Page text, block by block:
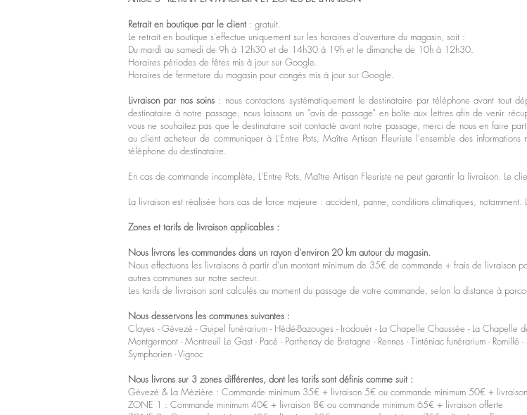
Retrait en boutique par le client : gratuit.
Le retrait en boutique s'effectue uniquement sur les horaires d'ouverture du magasin, soit :
Du mardi au samedi de 9h à 12h30 et de 14h30 à 19h et le dimanche de 10h à 12h30.
Horaires périodes de fêtes mis à jour sur Google.
Horaires de fermeture du magasin pour congés mis à jour sur Google.
Livraison par nos soins : nous contactons systématiquement le destinataire par téléphone avant tout
destinataire à notre passage, nous laissons un "avis de passage" en boîte aux lettres afin de venir
vous ne souhaitez pas que le destinataire soit contacté avant notre passage, merci de nous en faire
au client acheteur de communiquer à L'Entre Pots, Maître Artisan Fleuriste l'ensemble des
téléphone du destinataire.
En cas de commande incomplète, L'Entre Pots, Maître Artisan Fleuriste ne peut garantir la livraison. Le
La livraison est réalisée hors cas de force majeure : accident, panne, conditions climatiques, notamment.
Zones et tarifs de livraison applicables :
Nous livrons les commandes dans un rayon d'environ 20 km autour du magasin.
Nous effectuons les livraisons à partir d'un montant minimum de 35€ de commande + frais de livraison
autres communes sur notre secteur.
Les tarifs de livraison sont calculés au moment du passage de votre commande, selon la distance à
Nous desservons les communes suivantes :
Clayes - Gévezé - Guipel funérarium - Hédé-Bazouges - Irodouër - La Chapelle Chaussée - La Chapelle
Montgermont - Montreuil Le Gast - Pacé - Parthenay de Bretagne - Rennes - Tinténiac funérarium - Romillé
Symphorien - Vignoc
Nous livrons sur 3 zones différentes, dont les tarifs sont définis comme suit :
Gévezé & La Mézière : Commande minimum 35€ + livraison 5€ ou commande minimum 50€ +
ZONE 1 : Commande minimum 40€ + livraison 8€ ou commande minimum 65€ + livraison offerte